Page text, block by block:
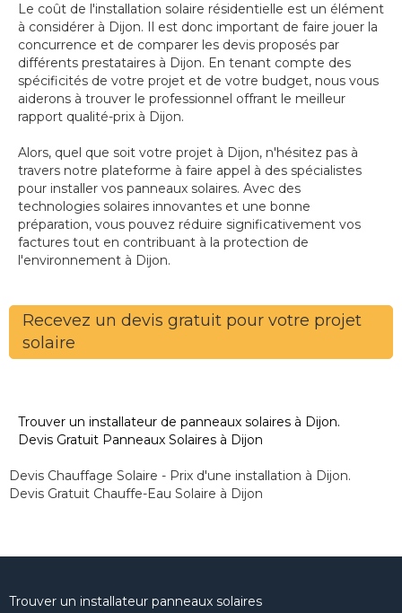
Le coût de l'installation solaire résidentielle est un élément
à considérer à Dijon. Il est donc important de faire jouer la
concurrence et de comparer les devis proposés par
différents prestataires à Dijon. En tenant compte des
spécificités de votre projet et de votre budget, nous vous
aiderons à trouver le professionnel offrant le meilleur
rapport qualité-prix à Dijon.
Alors, quel que soit votre projet à Dijon, n'hésitez pas à
travers notre plateforme à faire appel à des spécialistes
pour installer vos panneaux solaires. Avec des
technologies solaires innovantes et une bonne
préparation, vous pouvez réduire significativement vos
factures tout en contribuant à la protection de
l'environnement à Dijon.
Recevez un devis gratuit pour votre projet
solaire
Trouver un installateur de panneaux solaires à Dijon.
Devis Gratuit Panneaux Solaires à Dijon
Devis Chauffage Solaire - Prix d'une installation à Dijon.
Devis Gratuit Chauffe-Eau Solaire à Dijon
Trouver un installateur panneaux solaires